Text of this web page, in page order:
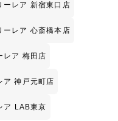
ーレア 新宿東口店
ーレア 心斎橋本店
レア 梅田店
ア 神戸元町店
ア LAB東京